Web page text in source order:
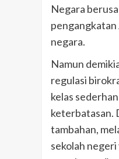
Negara
pengangkatan
negara.
Namun
regulasi
kelas
keterbatasan.
tambahan,
sekolah